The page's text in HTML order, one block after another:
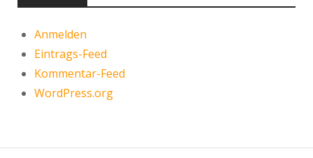
Anmelden
Eintrags-Feed
Kommentar-Feed
WordPress.org